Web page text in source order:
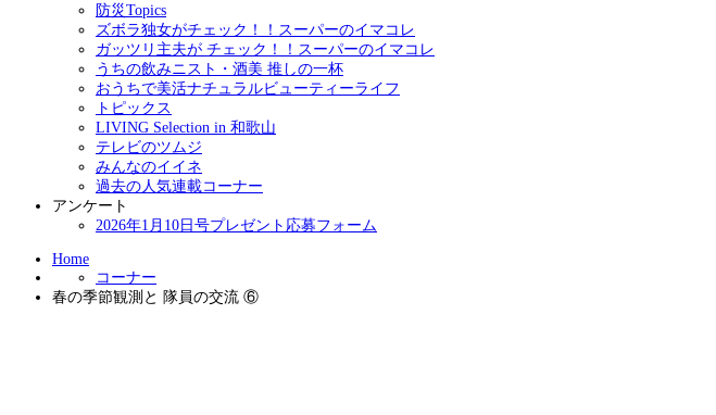
防災Topics
ズボラ独女がチェック！！スーパーのイマコレ
ガッツリ主夫が チェック！！スーパーのイマコレ
うちの飲みニスト・酒美 推しの一杯
おうちで美活ナチュラルビューティーライフ
トピックス
LIVING Selection in 和歌山
テレビのツムジ
みんなのイイネ
過去の人気連載コーナー
アンケート
2026年1月10日号プレゼント応募フォーム
Home
コーナー
春の季節観測と 隊員の交流 ⑥